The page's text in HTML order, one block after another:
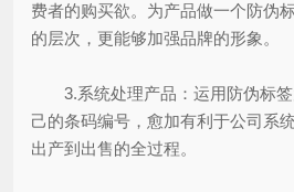
费者的购买欲。为产品做一个防伪
的层次，更能够加强品牌的形象。
3.系统处理产品：运用防伪标签
己的条码编号，愈加有利于公司系
出产到出售的全过程。